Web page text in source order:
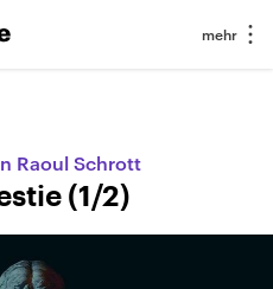
Raoul Schrott
(1/2)